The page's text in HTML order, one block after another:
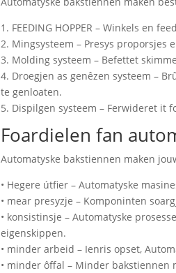
1. FEEDING HOPPER – Winkels en
2. Mingsysteem – Presys
3. Molding systeem – Befettet
4. Droegjen as genêzen systeem –
te genloaten.
5. Dispilgen systeem – Ferwideret it
Foardielen fan
Automatyske bakstiennen maken
• Hegere útfier – Automatyske
• mear presyzje – Komponinten
• konsistinsje – Automatyske
eigenskippen.
• minder arbeid – Ienris opset,
• minder ôffal – Minder